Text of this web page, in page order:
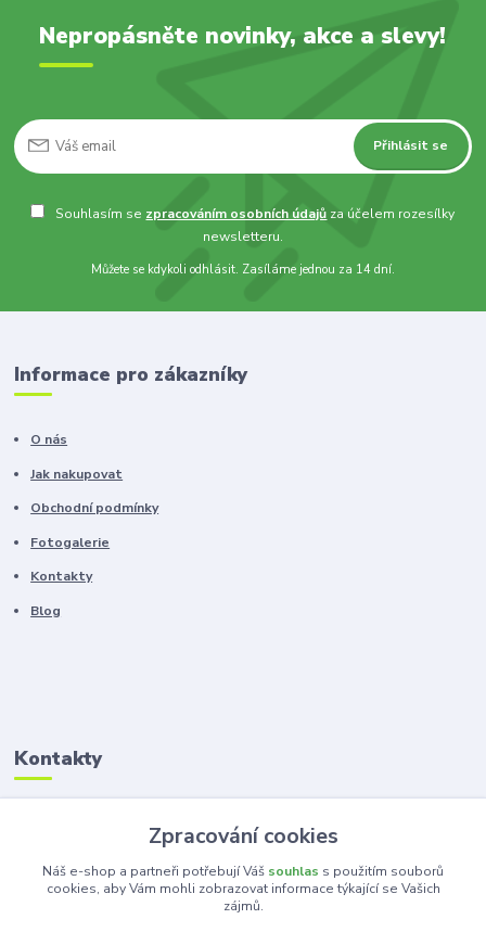
Nepropásněte novinky, akce a slevy!
Přihlásit se
Souhlasím se zpracováním osobních údajů za účelem rozesílky
newsletteru.
Můžete se kdykoli odhlásit. Zasíláme jednou za 14 dní.
Informace pro zákazníky
O nás
Jak nakupovat
Obchodní podmínky
Fotogalerie
Kontakty
Blog
Kontakty
Zákaznická podpora
+420 603 100 966
(Po-Pá, 8-16 hod.)
Zpracování cookies
Náš e-shop a partneři potřebují Váš souhlas s použitím souborů
cookies, aby Vám mohli zobrazovat informace týkající se Vašich
zájmů.